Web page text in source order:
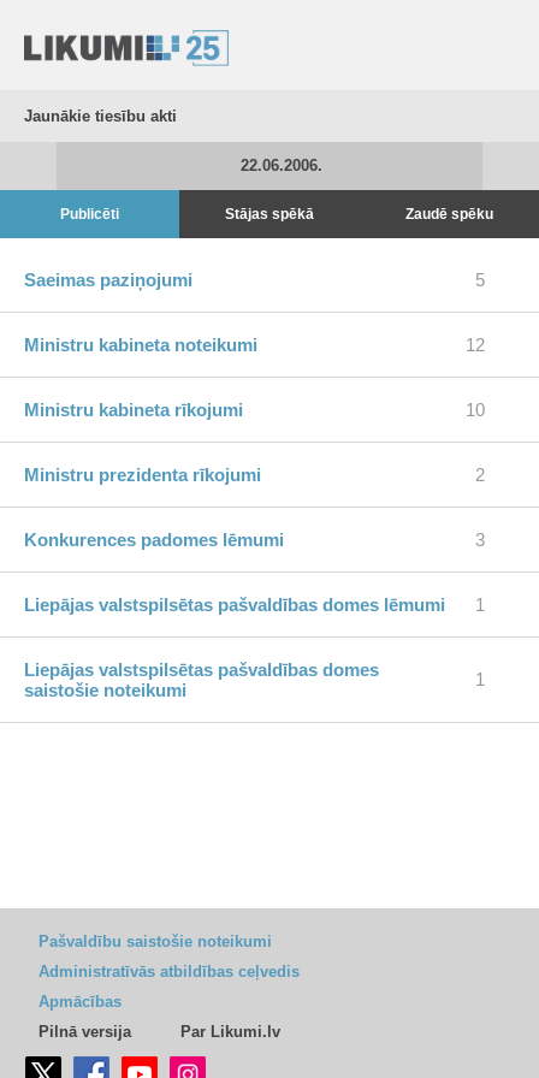
Jaunākie tiesību akti
22.06.2006.
Publicēti Stājas spēkā Zaudē spēku
Saeimas paziņojumi 5
Ministru kabineta noteikumi 12
Ministru kabineta rīkojumi 10
Ministru prezidenta rīkojumi 2
Konkurences padomes lēmumi 3
Liepājas valstspilsētas pašvaldības domes lēmumi 1
Liepājas valstspilsētas pašvaldības domes
saistošie noteikumi
1
Pašvaldību saistošie noteikumi
Administratīvās atbildības ceļvedis
Apmācības
Pilnā versija
Par Likumi.lv